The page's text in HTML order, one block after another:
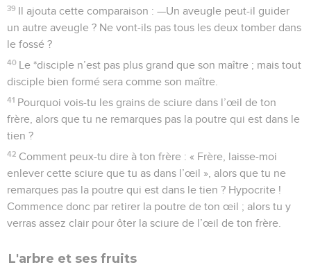
39 Il ajouta cette comparaison : —Un aveugle peut-il guider
un autre aveugle ? Ne vont-ils pas tous les deux tomber dans
le fossé ?
40 Le *disciple n’est pas plus grand que son maître ; mais tout
disciple bien formé sera comme son maître.
41 Pourquoi vois-tu les grains de sciure dans l’œil de ton
frère, alors que tu ne remarques pas la poutre qui est dans le
tien ?
42 Comment peux-tu dire à ton frère : « Frère, laisse-moi
enlever cette sciure que tu as dans l’œil », alors que tu ne
remarques pas la poutre qui est dans le tien ? Hypocrite !
Commence donc par retirer la poutre de ton œil ; alors tu y
verras assez clair pour ôter la sciure de l’œil de ton frère.
L'arbre et ses fruits